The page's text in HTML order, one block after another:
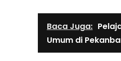
Baca Juga:
Umum di